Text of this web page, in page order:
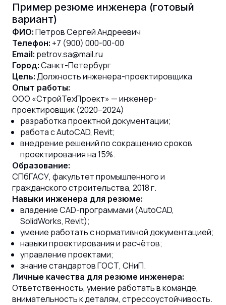
Пример резюме инженера (готовый
вариант)
ФИО: Петров Сергей Андреевич
Телефон: +7 (900) 000-00-00
Email: petrov.sa@mail.ru
Город: Санкт-Петербург
Цель: Должность инженера-проектировщика
Опыт работы:
ООО «СтройТехПроект» — инженер-
проектировщик (2020–2024)
разработка проектной документации;
работа с AutoCAD, Revit;
внедрение решений по сокращению сроков
проектирования на 15%.
Образование:
СПбГАСУ, факультет промышленного и
гражданского строительства, 2018 г.
Навыки инженера для резюме:
владение CAD-программами (AutoCAD,
SolidWorks, Revit);
умение работать с нормативной документацией;
навыки проектирования и расчётов;
управление проектами;
знание стандартов ГОСТ, СНиП.
Личные качества для резюме инженера:
Ответственность, умение работать в команде,
внимательность к деталям, стрессоустойчивость.